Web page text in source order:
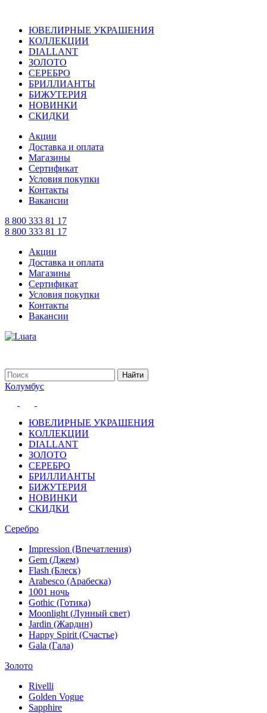
ЮВЕЛИРНЫЕ УКРАШЕНИЯ
КОЛЛЕКЦИИ
DIALLANT
ЗОЛОТО
СЕРЕБРО
БРИЛЛИАНТЫ
БИЖУТЕРИЯ
НОВИНКИ
СКИДКИ
Акции
Доставка и оплата
Магазины
Сертификат
Условия покупки
Контакты
Вакансии
8 800 333 81 17
8 800 333 81 17
Акции
Доставка и оплата
Магазины
Сертификат
Условия покупки
Контакты
Вакансии
Колумбус
ЮВЕЛИРНЫЕ УКРАШЕНИЯ
КОЛЛЕКЦИИ
DIALLANT
ЗОЛОТО
СЕРЕБРО
БРИЛЛИАНТЫ
БИЖУТЕРИЯ
НОВИНКИ
СКИДКИ
Серебро
Impression (Впечатления)
Gem (Джем)
Flash (Блеск)
Arabesco (Арабеска)
1001 ночь
Gothic (Готика)
Moonlight (Лунный свет)
Jardin (Жардин)
Happy Spirit (Счастье)
Gala (Гала)
Золото
Rivelli
Golden Vogue
Sapphire